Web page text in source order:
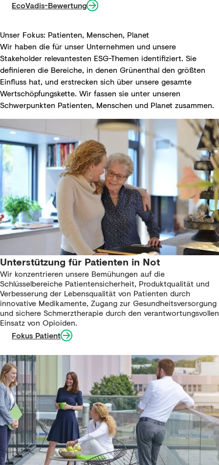
EcoVadis-Bewertung
Unser Fokus: Patienten, Menschen, Planet
Wir haben die für unser Unternehmen und unsere
Stakeholder relevantesten ESG-Themen identifiziert. Sie
definieren die Bereiche, in denen Grünenthal den größten
Einfluss hat, und erstrecken sich über unsere gesamte
Wertschöpfungskette. Wir fassen sie unter unseren
Schwerpunkten Patienten, Menschen und Planet zusammen.
Unterstützung für Patienten in Not​
Wir konzentrieren unsere Bemühungen auf die
Schlüsselbereiche Patientensicherheit, Produktqualität und
Verbesserung der Lebensqualität von Patienten durch
innovative Medikamente, Zugang zur Gesundheitsversorgung
und sichere Schmerztherapie durch den verantwortungsvollen
Einsatz von Opioiden.​
Fokus Patient